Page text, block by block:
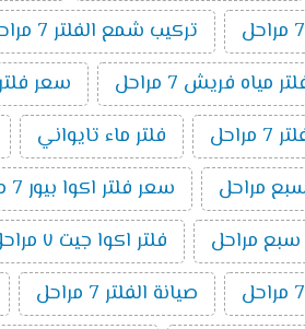
تركيب شمع الفلتر 7 مراحل
مياه فريش 7 مراحل
سعر
فلتر ماء تايواني
مراحل سعر فلتر اكوا بيور 7 مراحل
سبع مراحل فلتر اكوا جيت ٧ مراحل
صيانة الفلتر 7 مراحل